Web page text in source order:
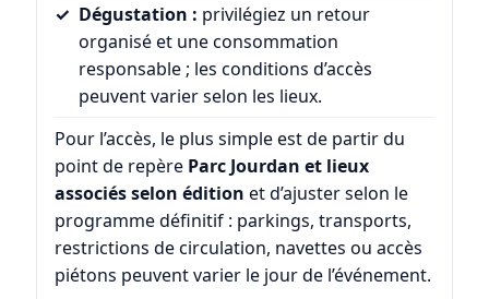
Dégustation : privilégiez un retour
organisé et une consommation
responsable ; les conditions d’accès
peuvent varier selon les lieux.
Pour l’accès, le plus simple est de partir du
point de repère Parc Jourdan et lieux
associés selon édition et d’ajuster selon le
programme définitif : parkings, transports,
restrictions de circulation, navettes ou accès
piétons peuvent varier le jour de l’événement.